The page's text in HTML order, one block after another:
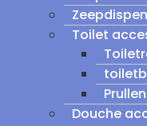
Toilet
Douche